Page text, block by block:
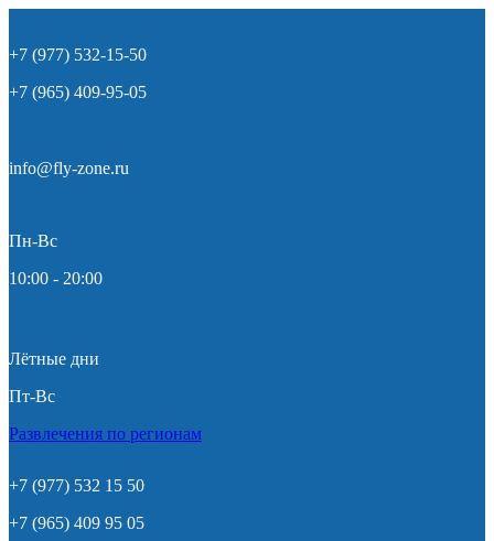
+7 (977) 532-15-50
+7 (965) 409-95-05
info@fly-zone.ru
Пн-Вс
10:00 - 20:00
Лётные дни
Пт-Вс
Развлечения по регионам
+7 (977) 532 15 50
+7 (965) 409 95 05